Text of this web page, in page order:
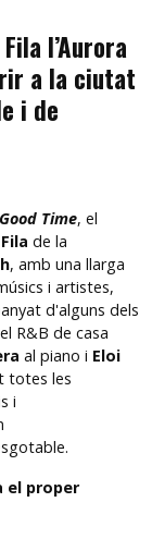
l’Aurora
a la ciutat
i de
Time, el
de la
, amb una llarga
i artistes,
d'alguns dels
R&B de casa
al piano i Eloi
totes les
i
el proper